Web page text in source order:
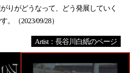
りがどうなって、どう発展していく
。（2023/09/28）
Artist：長谷川白紙のページ